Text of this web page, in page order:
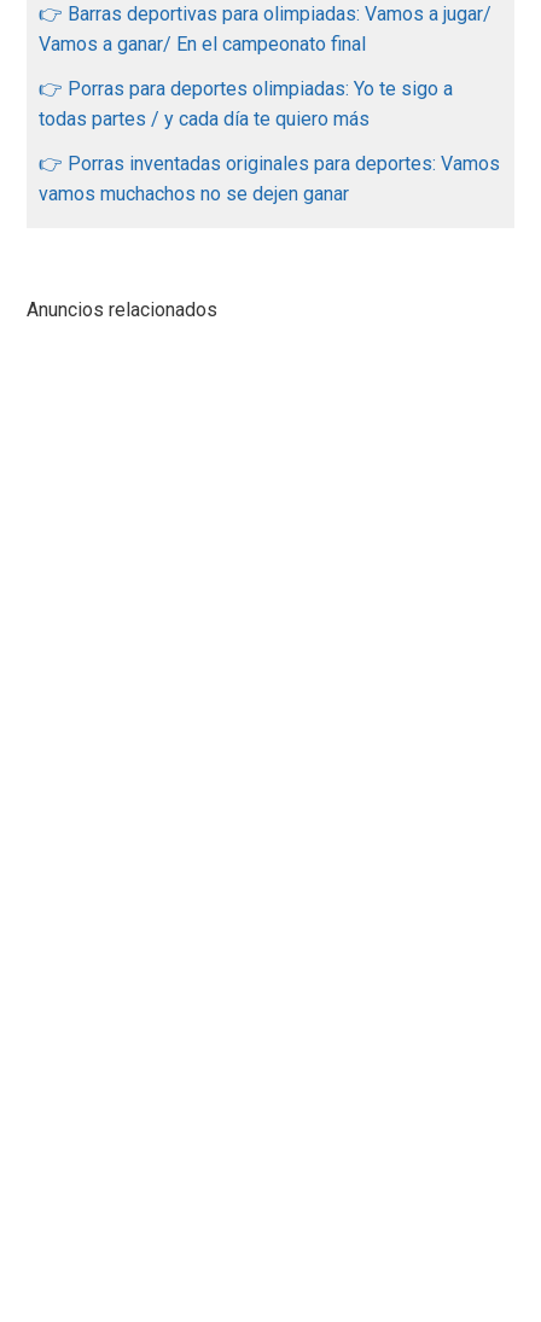
👉 Barras deportivas para olimpiadas: Vamos a jugar/
Vamos a ganar/ En el campeonato final
👉 Porras para deportes olimpiadas: Yo te sigo a
todas partes / y cada día te quiero más
👉 Porras inventadas originales para deportes: Vamos
vamos muchachos no se dejen ganar
Anuncios relacionados